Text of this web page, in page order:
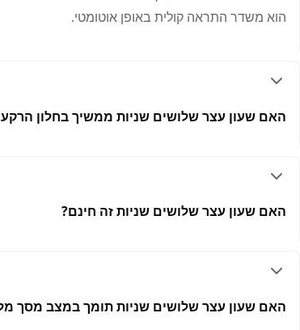
הוא משדר התראה קולית באופן אוטומטי.
האם שעון עצר שלושים שניות ממשיך בחלון
האם שעון עצר שלושים שניות זה חינם?
האם שעון עצר שלושים שניות תומך במצב מסך